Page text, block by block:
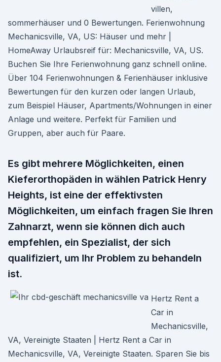
villen,
sommerhäuser und 0 Bewertungen. Ferienwohnung
Mechanicsville, VA, US: Häuser und mehr |
HomeAway Urlaubsreif für: Mechanicsville, VA, US.
Buchen Sie Ihre Ferienwohnung ganz schnell online.
Über 104 Ferienwohnungen & Ferienhäuser inklusive
Bewertungen für den kurzen oder langen Urlaub,
zum Beispiel Häuser, Apartments/Wohnungen in einer
Anlage und weitere. Perfekt für Familien und
Gruppen, aber auch für Paare.
Es gibt mehrere Möglichkeiten, einen
Kieferorthopäden in wählen Patrick Henry
Heights, ist eine der effektivsten
Möglichkeiten, um einfach fragen Sie Ihren
Zahnarzt, wenn sie können dich auch
empfehlen, ein Spezialist, der sich
qualifiziert, um Ihr Problem zu behandeln
ist.
Hertz Rent a
Car in
Mechanicsville,
VA, Vereinigte Staaten | Hertz Rent a Car in
Mechanicsville, VA, Vereinigte Staaten. Sparen Sie bis